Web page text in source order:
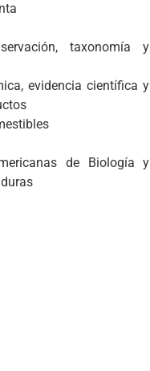
taxonomía y
evidencia científica y
de Biología y